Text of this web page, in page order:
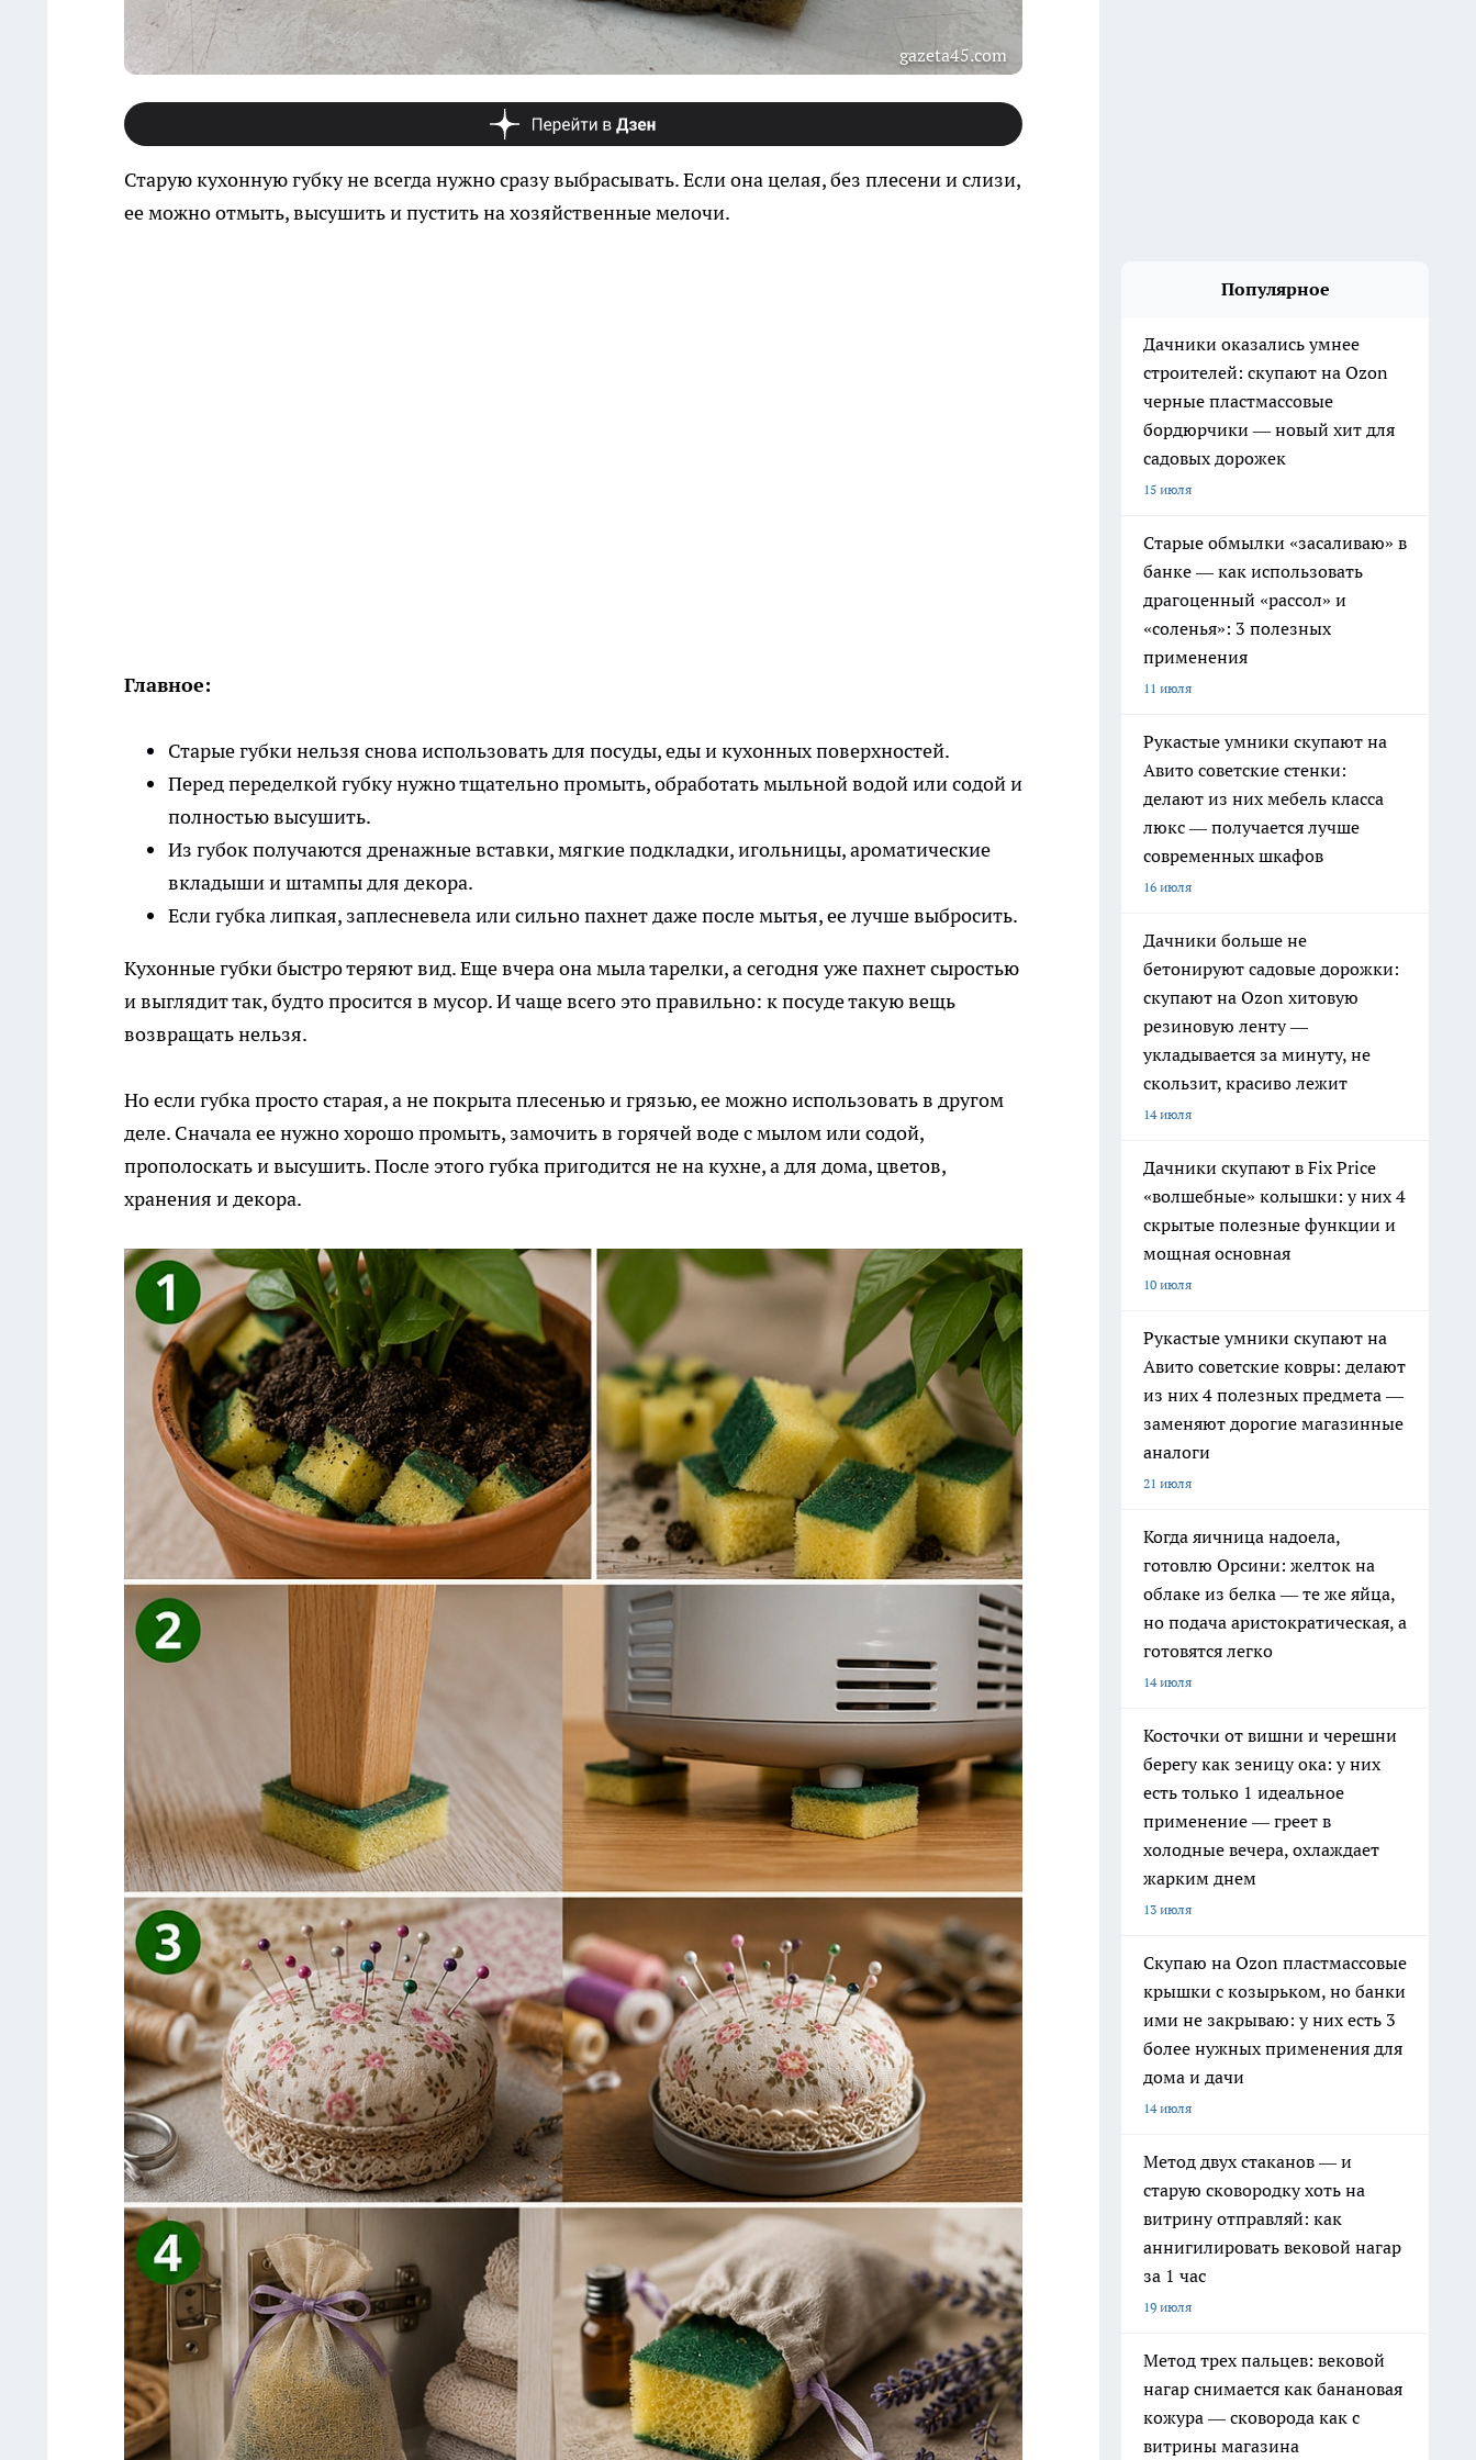
gazeta45.com
Старую кухонную губку не всегда нужно сразу выбрасывать. Если она целая, без плесени и слизи,
ее можно отмыть, высушить и пустить на хозяйственные мелочи.
Главное:
Старые губки нельзя снова использовать для посуды, еды и кухонных поверхностей.
Перед переделкой губку нужно тщательно промыть, обработать мыльной водой или содой и
полностью высушить.
Из губок получаются дренажные вставки, мягкие подкладки, игольницы, ароматические
вкладыши и штампы для декора.
Если губка липкая, заплесневела или сильно пахнет даже после мытья, ее лучше выбросить.
Кухонные губки быстро теряют вид. Еще вчера она мыла тарелки, а сегодня уже пахнет сыростью
и выглядит так, будто просится в мусор. И чаще всего это правильно: к посуде такую вещь
возвращать нельзя.
Но если губка просто старая, а не покрыта плесенью и грязью, ее можно использовать в другом
деле. Сначала ее нужно хорошо промыть, замочить в горячей воде с мылом или содой,
прополоскать и высушить. После этого губка пригодится не на кухне, а для дома, цветов,
хранения и декора.
Популярное
Дачники оказались умнее
строителей: скупают на Ozon
черные пластмассовые
бордюрчики — новый хит для
садовых дорожек
15 июля
Старые обмылки «засаливаю» в
банке — как использовать
драгоценный «рассол» и
«соленья»: 3 полезных
применения
11 июля
Рукастые умники скупают на
Авито советские стенки:
делают из них мебель класса
люкс — получается лучше
современных шкафов
16 июля
Дачники больше не
бетонируют садовые дорожки:
скупают на Ozon хитовую
резиновую ленту —
укладывается за минуту, не
скользит, красиво лежит
14 июля
Дачники скупают в Fix Price
«волшебные» колышки: у них 4
скрытые полезные функции и
мощная основная
10 июля
Рукастые умники скупают на
Авито советские ковры: делают
из них 4 полезных предмета —
заменяют дорогие магазинные
аналоги
21 июля
Когда яичница надоела,
готовлю Орсини: желток на
облаке из белка — те же яйца,
но подача аристократическая, а
готовятся легко
14 июля
Косточки от вишни и черешни
берегу как зеницу ока: у них
есть только 1 идеальное
применение — греет в
холодные вечера, охлаждает
жарким днем
13 июля
Скупаю на Ozon пластмассовые
крышки с козырьком, но банки
ими не закрываю: у них есть 3
более нужных применения для
дома и дачи
14 июля
Метод двух стаканов — и
старую сковородку хоть на
витрину отправляй: как
аннигилировать вековой нагар
за 1 час
19 июля
Метод трех пальцев: вековой
нагар снимается как банановая
кожура — сковорода как с
витрины магазина